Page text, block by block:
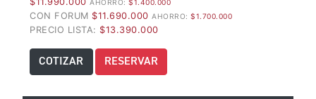
Precio desde $22.990.000
ADVENTURE
AHORRO: $1.400.000
CON FORUM $11.690.000 AHORRO: $1.700.000
PRECIO LISTA: $13.390.000
COTIZAR RESERVAR